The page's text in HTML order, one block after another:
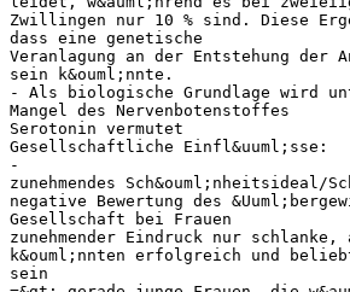
Zwillingen nur 10 % sind. Diese
dass eine genetische
Veranlagung an der Entstehung der
sein k&ouml;nnte.
- Als biologische Grundlage wird
Mangel des Nervenbotenstoffes
Serotonin vermutet
Gesellschaftliche Einfl&uuml;sse:
-
zunehmendes Sch&ouml;nheitsideal/
negative Bewertung des
Gesellschaft bei Frauen
zunehmender Eindruck nur
k&ouml;nnten erfolgreich und
sein